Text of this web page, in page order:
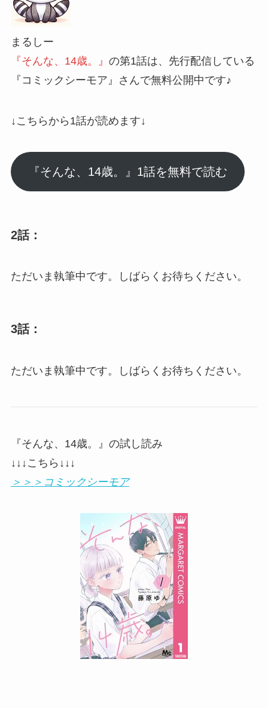
まるしー
『そんな、14歳。』 の第1話は、先行配信している
『コミックシーモア』さんで無料公開中です♪
↓こちらから1話が読めます↓
『そんな、14歳。』1話を無料で読む
2話：
ただいま執筆中です。しばらくお待ちください。
3話：
ただいま執筆中です。しばらくお待ちください。
『そんな、14歳。』の試し読み
↓↓↓こちら↓↓↓
＞＞＞コミックシーモア